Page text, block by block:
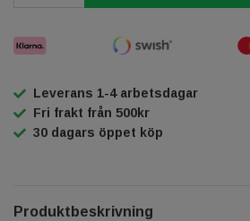
Leverans 1-4 arbetsdagar
Fri frakt från 500kr
30 dagars öppet köp
Produktbeskrivning